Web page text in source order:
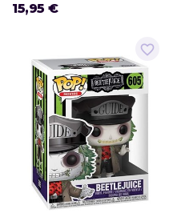
15,95 €
favorite_border